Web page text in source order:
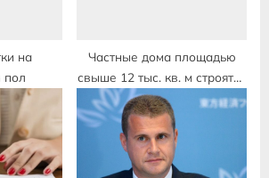
на
пол
Частные дома площадью
свыше 12 тыс. кв. м строятся
в РФ с применением эскроу